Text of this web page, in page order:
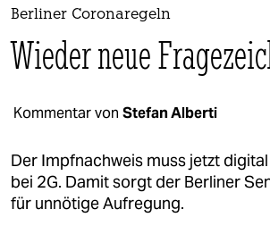
politik
öko
gesellschaft
kultur
Berliner Coronaregeln
Wieder neue
Kommentar von Stefan Alberti
Der Impfnachweis muss jetzt
bei 2G. Damit sorgt der Berliner
für unnötige Aufregung.